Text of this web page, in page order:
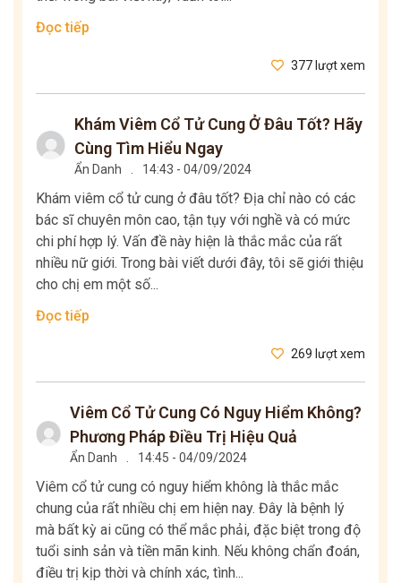
Đọc tiếp
377 lượt xem
Khám Viêm Cổ Tử Cung Ở Đâu Tốt? Hãy
Cùng Tìm Hiểu Ngay
Ẩn Danh 14:43 - 04/09/2024
Khám viêm cổ tử cung ở đâu tốt? Địa chỉ nào có các
bác sĩ chuyên môn cao, tận tụy với nghề và có mức
chi phí hợp lý. Vấn đề này hiện là thắc mắc của rất
nhiều nữ giới. Trong bài viết dưới đây, tôi sẽ giới thiệu
cho chị em một số...
Đọc tiếp
269 lượt xem
Viêm Cổ Tử Cung Có Nguy Hiểm Không?
Phương Pháp Điều Trị Hiệu Quả
Ẩn Danh 14:45 - 04/09/2024
Viêm cổ tử cung có nguy hiểm không là thắc mắc
chung của rất nhiều chị em hiện nay. Đây là bệnh lý
mà bất kỳ ai cũng có thể mắc phải, đặc biệt trong độ
tuổi sinh sản và tiền mãn kinh. Nếu không chẩn đoán,
điều trị kịp thời và chính xác, tình...